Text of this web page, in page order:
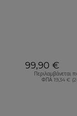
99,90 €
Περιλαμβάνεται
ΦΠΑ 19,34 €